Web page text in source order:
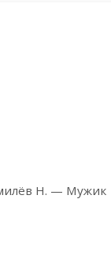
Н. — Мужик